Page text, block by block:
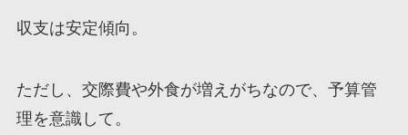
収支は安定傾向。
ただし、交際費や外食が増えがちなので、予算管
理を意識して。